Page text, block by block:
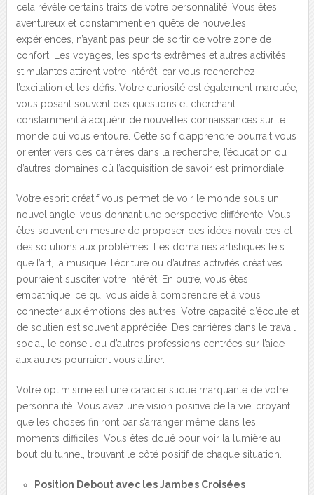
cela révèle certains traits de votre personnalité. Vous êtes
aventureux et constamment en quête de nouvelles
expériences, n’ayant pas peur de sortir de votre zone de
confort. Les voyages, les sports extrêmes et autres activités
stimulantes attirent votre intérêt, car vous recherchez
l’excitation et les défis. Votre curiosité est également marquée,
vous posant souvent des questions et cherchant
constamment à acquérir de nouvelles connaissances sur le
monde qui vous entoure. Cette soif d’apprendre pourrait vous
orienter vers des carrières dans la recherche, l’éducation ou
d’autres domaines où l’acquisition de savoir est primordiale.
Votre esprit créatif vous permet de voir le monde sous un
nouvel angle, vous donnant une perspective différente. Vous
êtes souvent en mesure de proposer des idées novatrices et
des solutions aux problèmes. Les domaines artistiques tels
que l’art, la musique, l’écriture ou d’autres activités créatives
pourraient susciter votre intérêt. En outre, vous êtes
empathique, ce qui vous aide à comprendre et à vous
connecter aux émotions des autres. Votre capacité d’écoute et
de soutien est souvent appréciée. Des carrières dans le travail
social, le conseil ou d’autres professions centrées sur l’aide
aux autres pourraient vous attirer.
Votre optimisme est une caractéristique marquante de votre
personnalité. Vous avez une vision positive de la vie, croyant
que les choses finiront par s’arranger même dans les
moments difficiles. Vous êtes doué pour voir la lumière au
bout du tunnel, trouvant le côté positif de chaque situation.
Position Debout avec les Jambes Croisées